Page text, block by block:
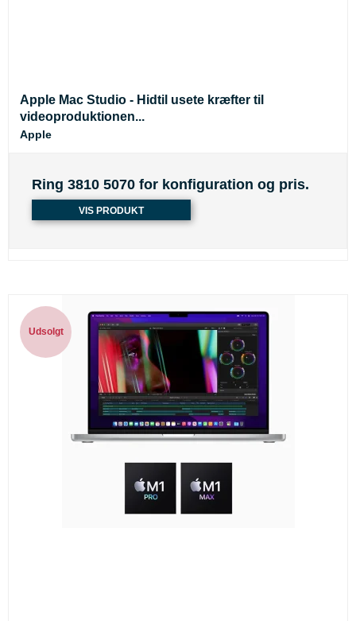
Apple Mac Studio - Hidtil usete kræfter til
videoproduktionen...
Apple
Ring 3810 5070 for konfiguration og pris.
VIS PRODUKT
Udsolgt